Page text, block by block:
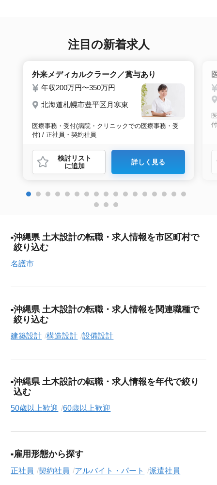
注目の新着求人
外来メディカルクラーク／賞与あり
年収200万円〜350万円
北海道札幌市豊平区月寒東
医療事務・受付(病院・クリニックでの医療事務・受
付) / 正社員・契約社員
検討リスト
に追加
詳しく見る
沖縄県 土木設計の転職・求人情報を市区町村で
絞り込む
名護市
沖縄県 土木設計の転職・求人情報を関連職種で
絞り込む
建築設計 構造設計 設備設計
沖縄県 土木設計の転職・求人情報を年代で絞り
込む
50歳以上歓迎 60歳以上歓迎
雇用形態から探す
正社員 契約社員 アルバイト・パート 派遣社員